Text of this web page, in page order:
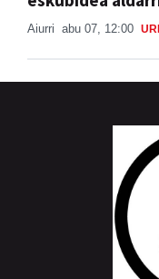
Aiurri abu 07, 12:00